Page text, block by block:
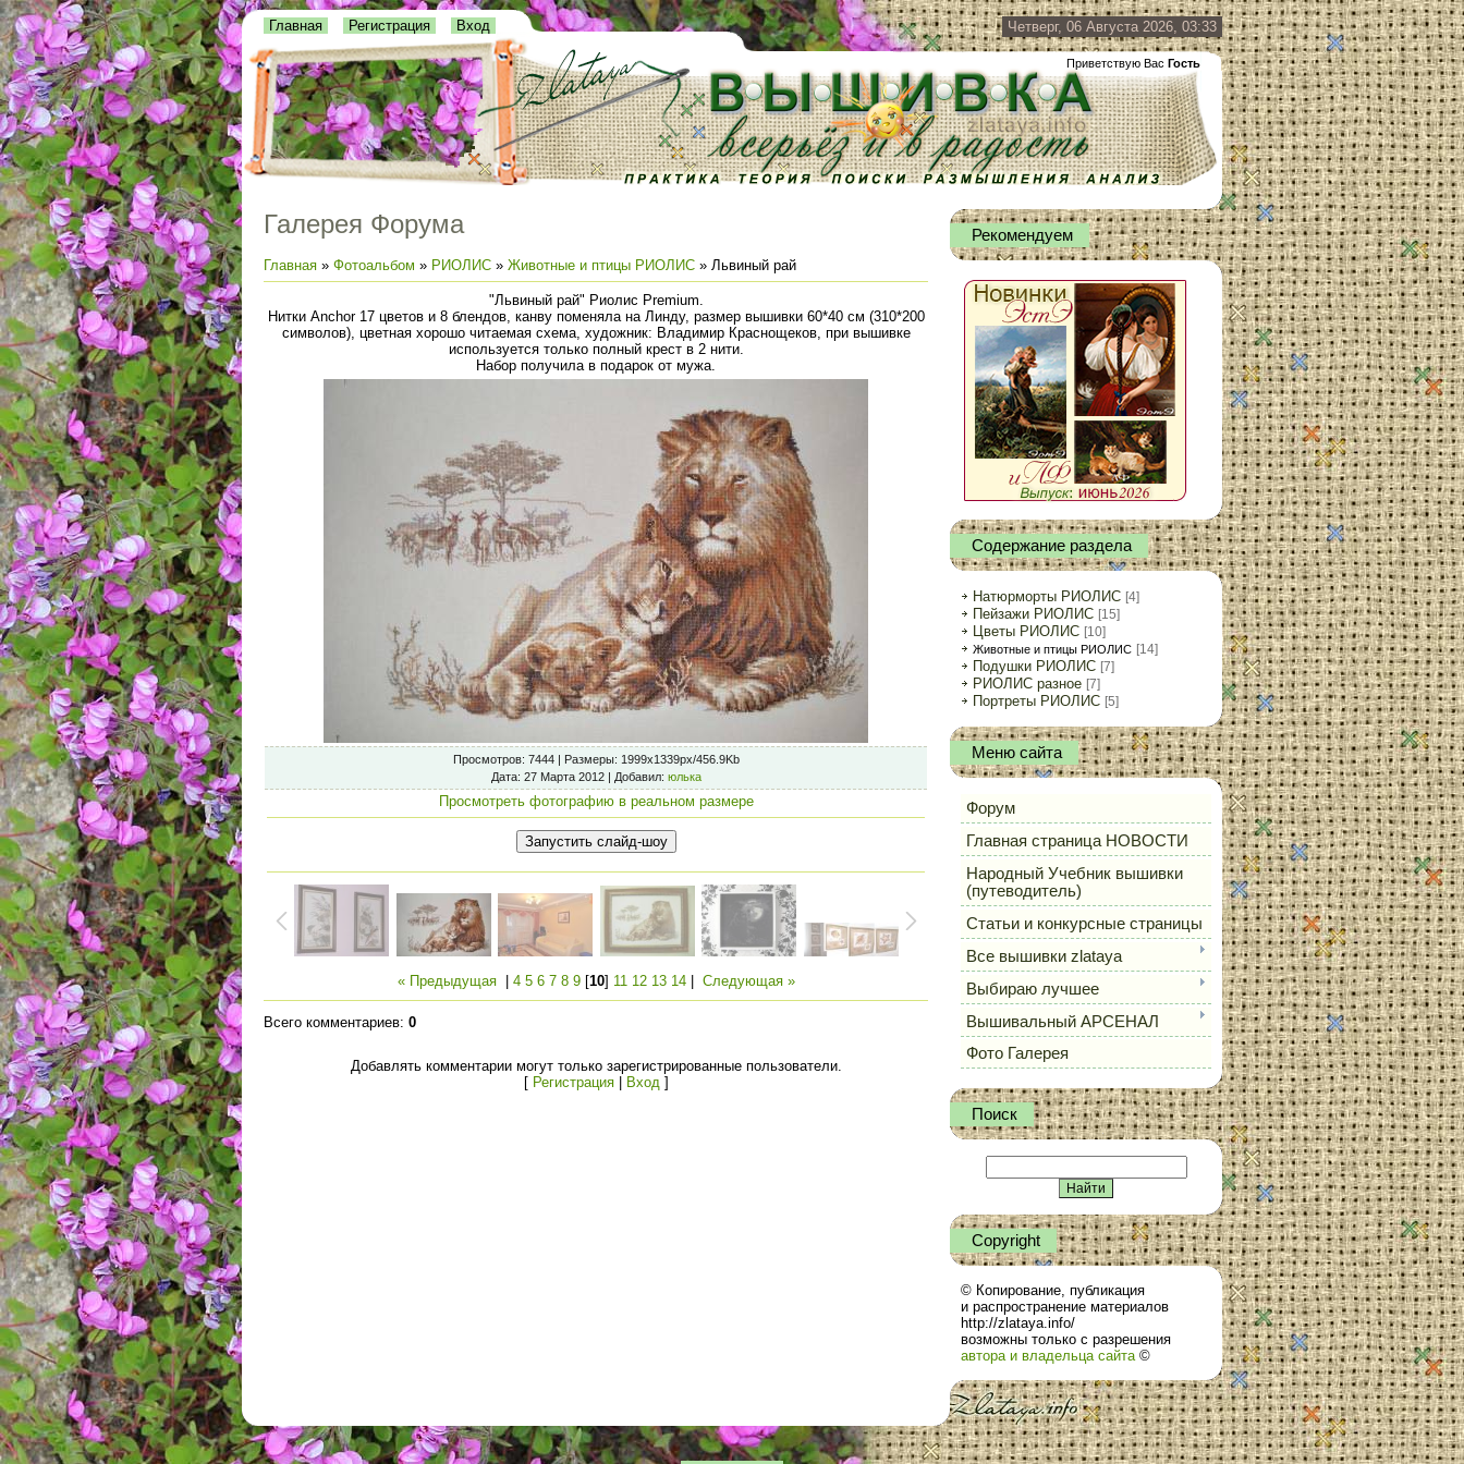
Четверг, 06 Августа 2026, 03:33
Приветствую Вас Гость
Главная Регистрация Вход
Галерея Форума
Главная » Фотоальбом » РИОЛИС » Животные и птицы РИОЛИС » Львиный рай
"Львиный рай" Риолис Premium.
Нитки Anchor 17 цветов и 8 блендов, канву поменяла на Линду, размер вышивки 60*40 см (310*200
символов), цветная хорошо читаемая схема, художник: Владимир Краснощеков, при вышивке
используется только полный крест в 2 нити.
Набор получила в подарок от мужа.
Просмотров: 7444 | Размеры: 1999x1339px/456.9Kb
Дата: 27 Марта 2012 | Добавил: юлька
Просмотреть фотографию в реальном размере
« Предыдущая| 4 5 6 7 8 9[10] 11 12 13 14| Следующая »
Всего комментариев: 0
Добавлять комментарии могут только зарегистрированные пользователи.
[ Регистрация| Вход ]
Рекомендуем
Содержание раздела
Натюрморты РИОЛИС [4]
Пейзажи РИОЛИС [15]
Цветы РИОЛИС [10]
Животные и птицы РИОЛИС [14]
Подушки РИОЛИС [7]
РИОЛИС разное [7]
Портреты РИОЛИС [5]
Меню сайта
Форум
Главная страница НОВОСТИ
Народный Учебник вышивки
(путеводитель)
Статьи и конкурсные страницы
Все вышивки zlataya
Выбираю лучшее
Вышивальный АРСЕНАЛ
Фото Галерея
Поиск
Сopyright
© Копирование, публикация
и распространение материалов
http://zlataya.info/
возможны только с разрешения
автора и владельца сайта©